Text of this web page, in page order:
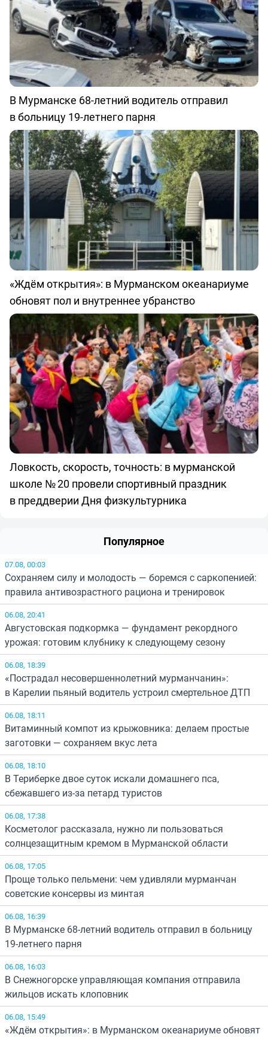
В Мурманске 68-летний водитель отправил
в больницу 19-летнего парня
«Ждём открытия»: в Мурманском океанариуме
обновят пол и внутреннее убранство
Ловкость, скорость, точность: в мурманской
школе № 20 провели спортивный праздник
в преддверии Дня физкультурника
Популярное
07.08, 00:03
Сохраняем силу и молодость — боремся с саркопенией:
правила антивозрастного рациона и тренировок
06.08, 20:41
Августовская подкормка — фундамент рекордного
урожая: готовим клубнику к следующему сезону
06.08, 18:39
«Пострадал несовершеннолетний мурманчанин»:
в Карелии пьяный водитель устроил смертельное ДТП
06.08, 18:11
Витаминный компот из крыжовника: делаем простые
заготовки — сохраняем вкус лета
06.08, 18:10
В Териберке двое суток искали домашнего пса,
сбежавшего из-за петард туристов
06.08, 17:38
Косметолог рассказала, нужно ли пользоваться
солнцезащитным кремом в Мурманской области
06.08, 17:05
Проще только пельмени: чем удивляли мурманчан
советские консервы из минтая
06.08, 16:39
В Мурманске 68-летний водитель отправил в больницу
19-летнего парня
06.08, 16:03
В Снежногорске управляющая компания отправила
жильцов искать клоповник
06.08, 15:49
«Ждём открытия»: в Мурманском океанариуме обновят